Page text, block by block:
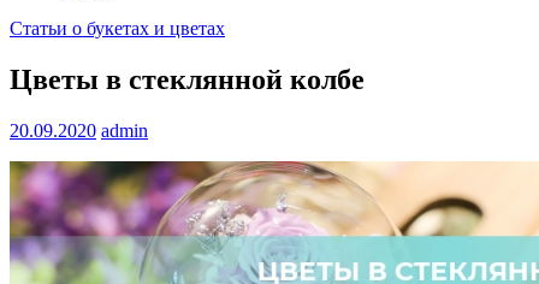
Статьи о букетах и цветах
Цветы в стеклянной колбе
20.09.2020 admin